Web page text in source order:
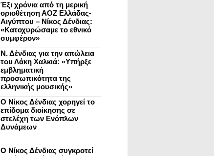
Έξι χρόνια από τη μερική
οριοθέτηση ΑΟΖ Ελλάδας-
Αιγύπτου – Νίκος Δένδιας:
«Κατοχυρώσαμε το εθνικό
συμφέρον»
Ν. Δένδιας για την απώλεια
του Λάκη Χαλκιά: «Υπήρξε
εμβληματική
προσωπικότητα της
ελληνικής μουσικής»
Ο Νίκος Δένδιας χορηγεί το
επίδομα διοίκησης σε
στελέχη των Ενόπλων
Δυνάμεων
Ο Νίκος Δένδιας συγκροτεί